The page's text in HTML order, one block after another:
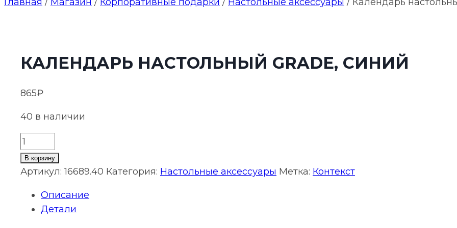
КАЛЕНДАРЬ НАСТОЛЬНЫЙ GRADE, СИНИЙ
865₽
40 в наличии
Количество
товара
Календарь
Grade,
синий
В корзину
Артикул:16689.40 Категория: Настольные аксессуары Метка: Контекст
Описание
Детали